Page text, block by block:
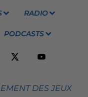
RADIO
PODCASTS
DES JEUX